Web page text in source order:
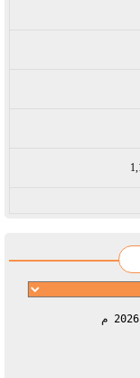
2026 م